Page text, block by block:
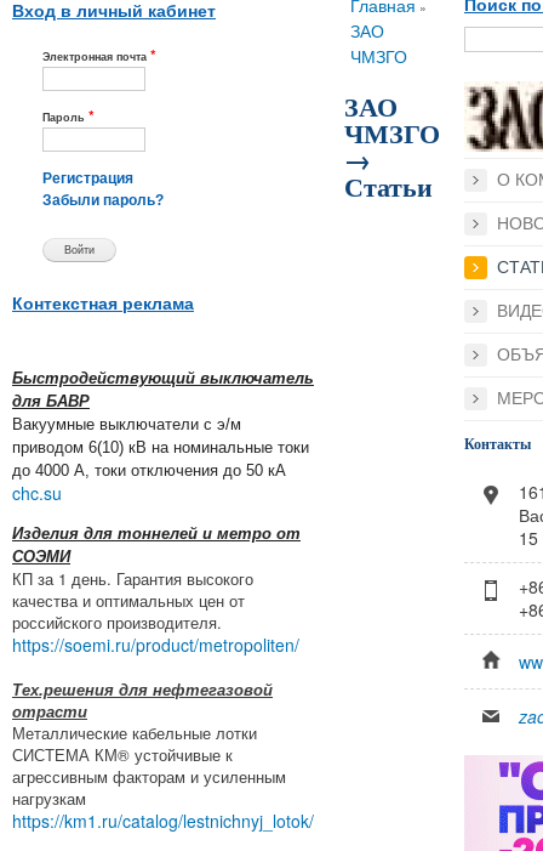
Вход в личный кабинет
Электронная почта *
Пароль *
Регистрация
Забыли пароль?
Контекстная реклама
Быстродействующий выключатель
для БАВР
Вакуумные выключатели с э/м
приводом 6(10) кВ на номинальные токи
до 4000 А, токи отключения до 50 кА
chc.su
Изделия для тоннелей и метро от
СОЭМИ
КП за 1 день. Гарантия высокого
качества и оптимальных цен от
российского производителя.
https://soemi.ru/product/metropoliten/
Тех.решения для нефтегазовой
отрасти
Металлические кабельные лотки
СИСТЕМА КМ® устойчивые к
агрессивным факторам и усиленным
нагрузкам
https://km1.ru/catalog/lestnichnyj_lotok/
Вы здесь
Главная »
ЗАО
ЧМЗГО
ЗАО
ЧМЗГО
→
Статьи
Поиск
О
Контакты
15